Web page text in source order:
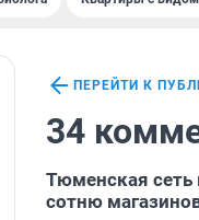
ПЕРЕЙТИ К
34
Тюменская сеть
сотню